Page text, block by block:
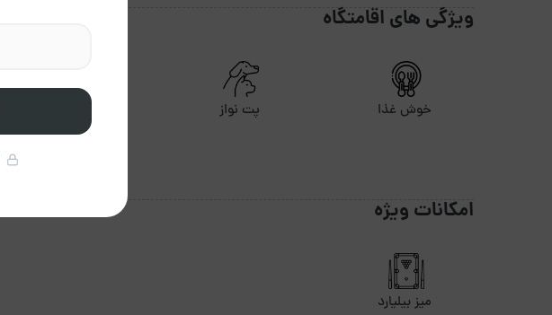
ویژگی های اقامتگاه
خوش غذا پت نواز
امکانات ویژه
میز بیلیارد